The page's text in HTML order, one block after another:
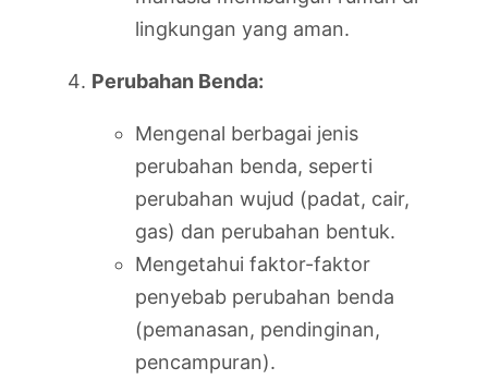
lingkungan yang aman.
Perubahan Benda:
Mengenal berbagai jenis
perubahan benda, seperti
perubahan wujud (padat, cair,
gas) dan perubahan bentuk.
Mengetahui faktor-faktor
penyebab perubahan benda
(pemanasan, pendinginan,
pencampuran).